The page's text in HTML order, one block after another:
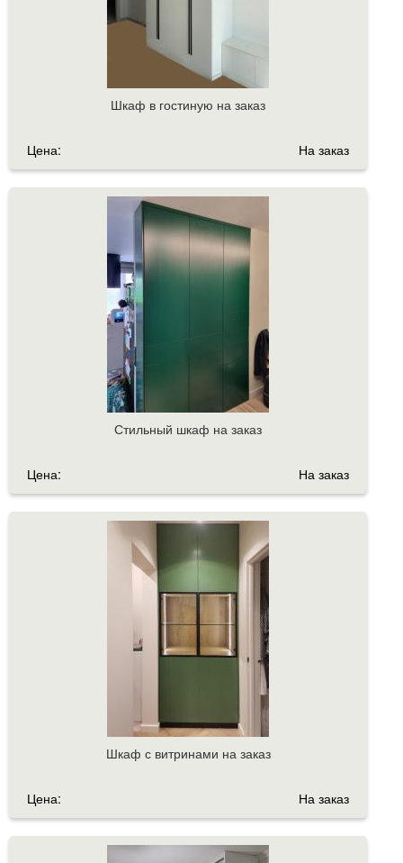
Шкаф в гостиную на заказ
Цена: На заказ
Стильный шкаф на заказ
Цена: На заказ
Шкаф с витринами на заказ
Цена: На заказ